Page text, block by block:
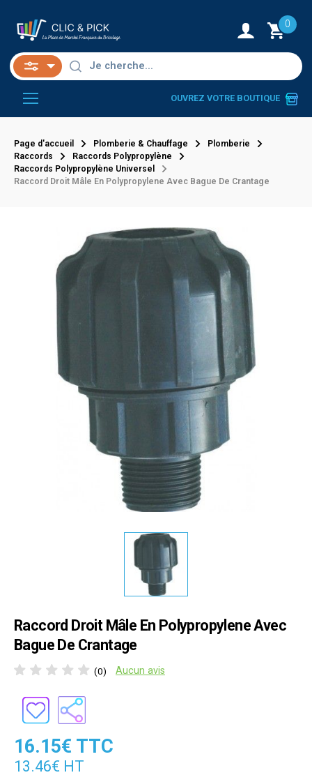
0
OUVREZ VOTRE BOUTIQUE
Page d'accueil Plomberie & Chauffage
Plomberie
Raccords
Raccords Polypropylène
Raccords Polypropylène Universel
Raccord Droit Mâle En Polypropylene Avec Bague De Crantage
Raccord Droit Mâle En Polypropylene Avec
Bague De Crantage
(0) Aucun avis
16.15€ TTC
13.46€ HT